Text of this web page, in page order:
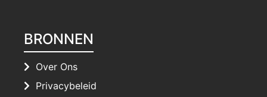
BRONNEN
Over Ons
Privacybeleid